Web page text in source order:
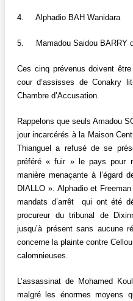
4. Alphadio BAH Wanidara
5. Mamadou Saidou BARRY
Ces cinq prévenus doivent
cour d’assisses de Conakry
Chambre d’Accusation.
Rappelons que seuls Amadou
jour incarcérés à la Maison
Thianguel a refusé de se
préféré « fuir » le pays pour
manière menaçante à l’égard
DIALLO ». Alphadio et
mandats d’arrêt qui ont été
procureur du tribunal de
jusqu’à présent sans aucune
concerne la plainte contre
calomnieuses.
L’assassinat de Mohamed
malgré les énormes moyens